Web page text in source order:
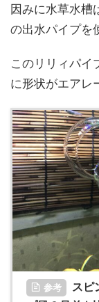
因みに水草水槽
の出水パイプを
このリリィパイ
に形状がエアレ
参考
スピ